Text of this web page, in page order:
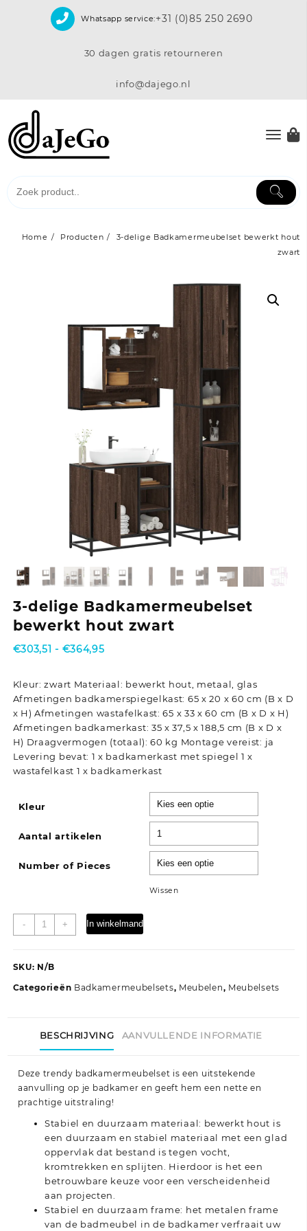
Whatsapp service:+31 (0)85 250 2690
30 dagen gratis retourneren
info@dajego.nl
Home Producten
3-delige Badkamermeubelset bewerkt hout
zwart
3-delige Badkamermeubelset
bewerkt hout zwart
€303,51 - €364,95Prijsklasse:
Kleur: zwart Materiaal: bewerkt hout, metaal, glas
Afmetingen badkamerspiegelkast: 65 x 20 x 60 cm (B x D
x H) Afmetingen wastafelkast: 65 x 33 x 60 cm (B x D x H)
Afmetingen badkamerkast: 35 x 37,5 x 188,5 cm (B x D x
H) Draagvermogen (totaal): 60 kg Montage vereist: ja
Levering bevat: 1 x badkamerkast met spiegel 1 x
wastafelkast 1 x badkamerkast
Kleur
Aantal artikelen
Number of Pieces
Wissen
-
delige
bewerkt
zwart
+ In winkelmand
SKU: N/B
Categorieën Badkamermeubelsets, Meubelen, Meubelsets
BESCHRIJVING AANVULLENDE INFORMATIE
Deze trendy badkamermeubelset is een uitstekende
aanvulling op je badkamer en geeft hem een nette en
prachtige uitstraling!
Stabiel en duurzaam materiaal: bewerkt hout is
een duurzaam en stabiel materiaal met een glad
oppervlak dat bestand is tegen vocht,
kromtrekken en splijten. Hierdoor is het een
betrouwbare keuze voor een verscheidenheid
aan projecten.
Stabiel en duurzaam frame: het metalen frame
van de badmeubel in de badkamer verfraait uw